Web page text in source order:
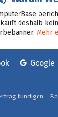
deshalb
Mehr
Google
kündigen